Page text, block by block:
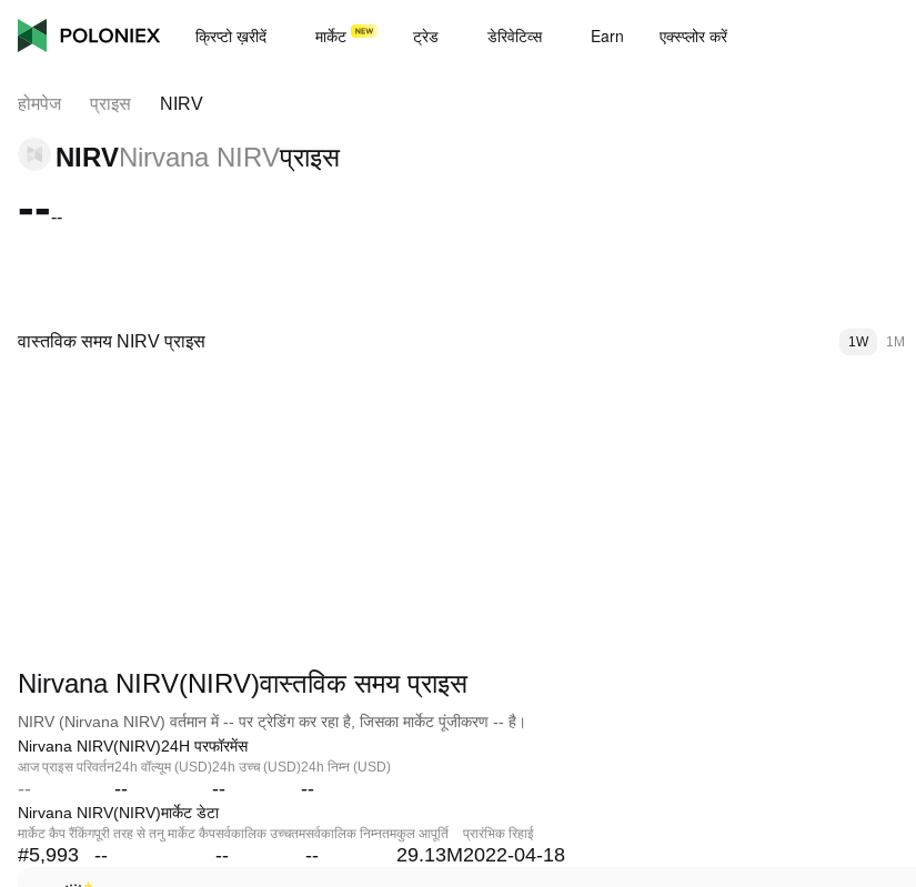
क्रिप्टो ख़रीदें मार्केट ट्रेड डेरिवेटिव्स Earn एक्स्प्लोर करें
होमपेज प्राइस NIRV
NIRVNirvana NIRVप्राइस
----
वास्तविक समय NIRV प्राइस 1W 1M
Nirvana NIRV(NIRV)वास्तविक समय प्राइस
NIRV (Nirvana NIRV) वर्तमान में -- पर ट्रेडिंग कर रहा है, जिसका मार्केट पूंजीकरण -- है।
Nirvana NIRV(NIRV)24H परफॉरमेंस
आज प्राइस परिवर्तन
--
24h वॉल्यूम (USD)
--
24h उच्च (USD)
--
24h निम्न (USD)
--
Nirvana NIRV(NIRV)मार्केट डेटा
मार्केट कैप रैंकिंग
#5,993
पूरी तरह से तनु मार्केट कैप
--
सर्वकालिक उच्चतम
--
सर्वकालिक निम्नतम
--
कुल आपूर्ति
29.13M
प्रारंभिक रिहाई
2022-04-18